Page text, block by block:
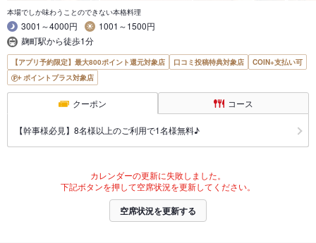
本場でしか味わうことのできない本格料理
3001～4000円
1001～1500円
麹町駅から徒歩1分
【アプリ予約限定】最大800ポイント還元対象店 口コミ投稿特典対象店
COIN+支払い可
ポイントプラス対象店
クーポン コース
【幹事様必見】8名様以上のご利用で1名様無料♪
カレンダーの更新に失敗しました。
下記ボタンを押して空席状況を更新してください。
空席状況を更新する